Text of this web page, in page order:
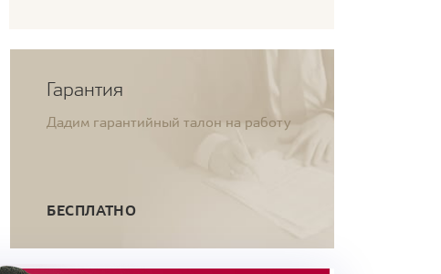
Гарантия
Дадим гарантийный талон на работу
БЕСПЛАТНО